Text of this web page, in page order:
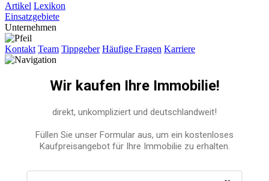
Artikel Lexikon
Einsatzgebiete
Unternehmen
Kontakt Team Tippgeber Häufige Fragen Karriere